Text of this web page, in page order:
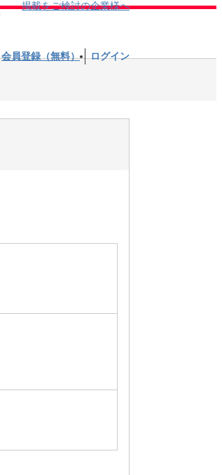
掲載をご検討の企業様へ
会員登録（無料） ログイン